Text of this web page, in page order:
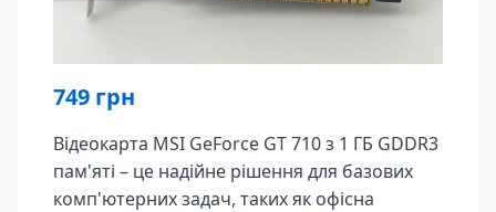
749 грн
Відеокарта MSI GeForce GT 710 з 1 ГБ GDDR3
пам'яті – це надійне рішення для базових
комп'ютерних задач, таких як офісна